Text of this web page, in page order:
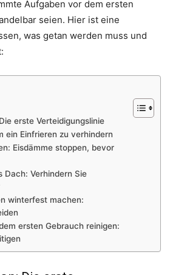
Aufgaben vor dem ersten
seien. Hier ist eine
was getan werden muss und
erste Verteidigungslinie
ein Einfrieren zu verhindern
Eisdämme stoppen, bevor
Dach: Verhindern Sie
winterfest machen:
ersten Gebrauch reinigen: